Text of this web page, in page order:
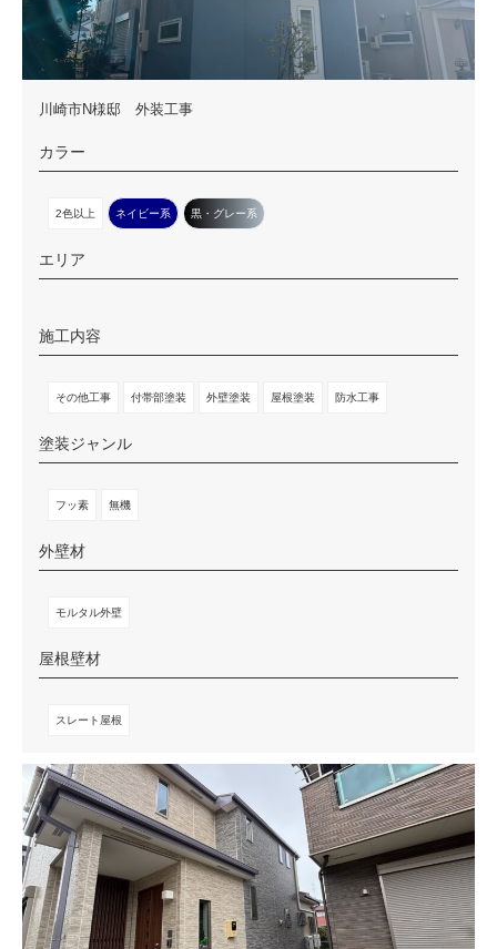
川崎市N様邸 外装工事
カラー
2色以上 ネイビー系 黒・グレー系
エリア
施工内容
その他工事 付帯部塗装 外壁塗装 屋根塗装 防水工事
塗装ジャンル
フッ素 無機
外壁材
モルタル外壁
屋根壁材
スレート屋根